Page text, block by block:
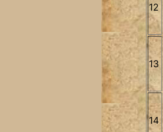
12
13
14